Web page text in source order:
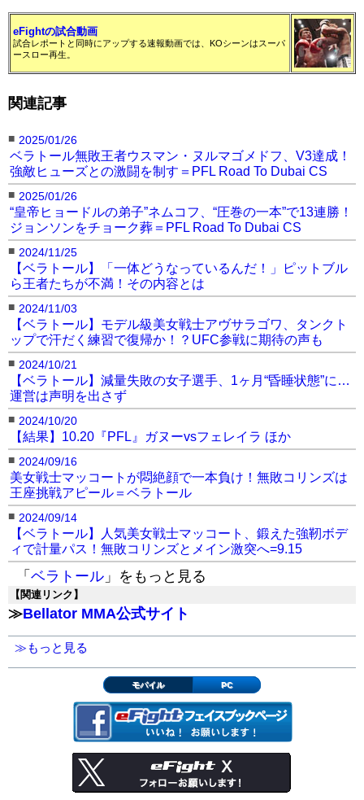
eFightの試合動画
試合レポートと同時にアップする速報動画では、KOシーンはスーパ
ースロー再生。
関連記事
■ 2025/01/26
ベラトール無敗王者ウスマン・ヌルマゴメドフ、V3達成！
強敵ヒューズとの激闘を制す＝PFL Road To Dubai CS
■ 2025/01/26
“皇帝ヒョードルの弟子”ネムコフ、“圧巻の一本”で13連勝！
ジョンソンをチョーク葬＝PFL Road To Dubai CS
■ 2024/11/25
【ベラトール】「一体どうなっているんだ！」ピットブル
ら王者たちが不満！その内容とは
■ 2024/11/03
【ベラトール】モデル級美女戦士アヴサラゴワ、タンクト
ップで汗だく練習で復帰か！？UFC参戦に期待の声も
■ 2024/10/21
【ベラトール】減量失敗の女子選手、1ヶ月“昏睡状態”に…
運営は声明を出さず
■ 2024/10/20
【結果】10.20『PFL』ガヌーvsフェレイラ ほか
■ 2024/09/16
美女戦士マッコートが悶絶顔で一本負け！無敗コリンズは
王座挑戦アピール＝ベラトール
■ 2024/09/14
【ベラトール】人気美女戦士マッコート、鍛えた強靭ボデ
ィで計量パス！無敗コリンズとメイン激突へ=9.15
「 ベラトール 」をもっと見る
【関連リンク】
≫Bellator MMA公式サイト
≫もっと見る
モバイル PC